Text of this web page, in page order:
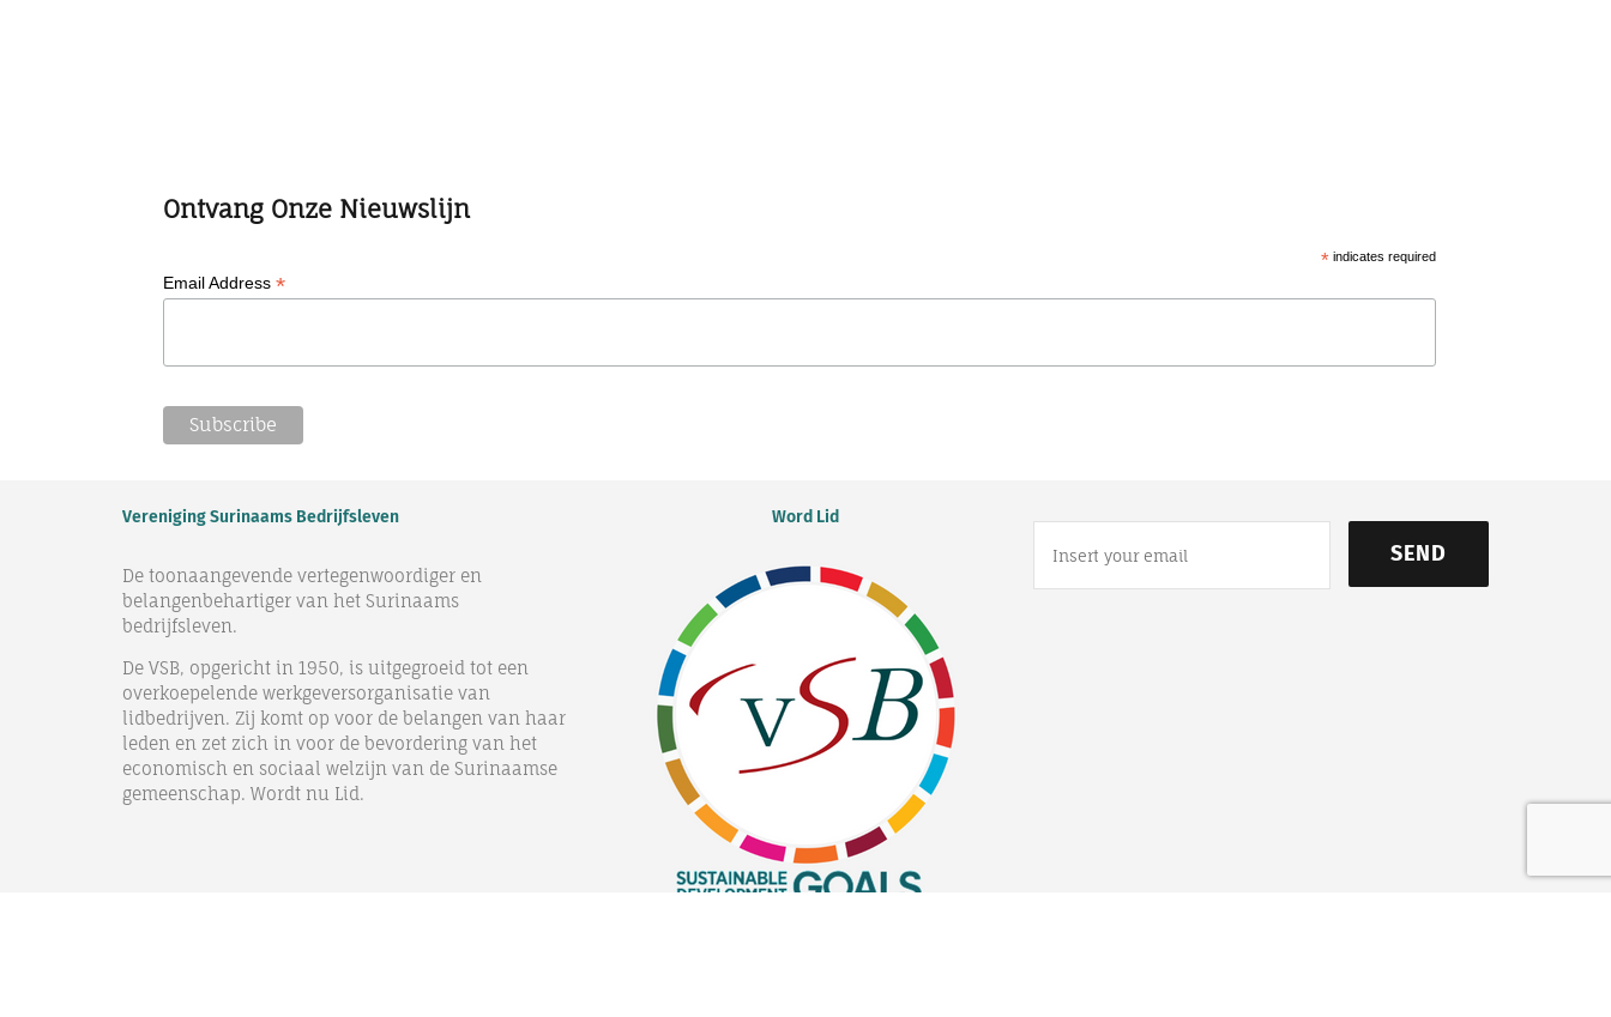
Ontvang Onze Nieuwslijn
*indicates required
Email Address*
Vereniging Surinaams Bedrijfsleven
De toonaangevende vertegenwoordiger en
belangenbehartiger van het Surinaams
bedrijfsleven.
De VSB, opgericht in 1950, is uitgegroeid tot een
overkoepelende werkgeversorganisatie van
lidbedrijven. Zij komt op voor de belangen van haar
leden en zet zich in voor de bevordering van het
economisch en sociaal welzijn van de Surinaamse
gemeenschap. Wordt nu Lid.
Word Lid